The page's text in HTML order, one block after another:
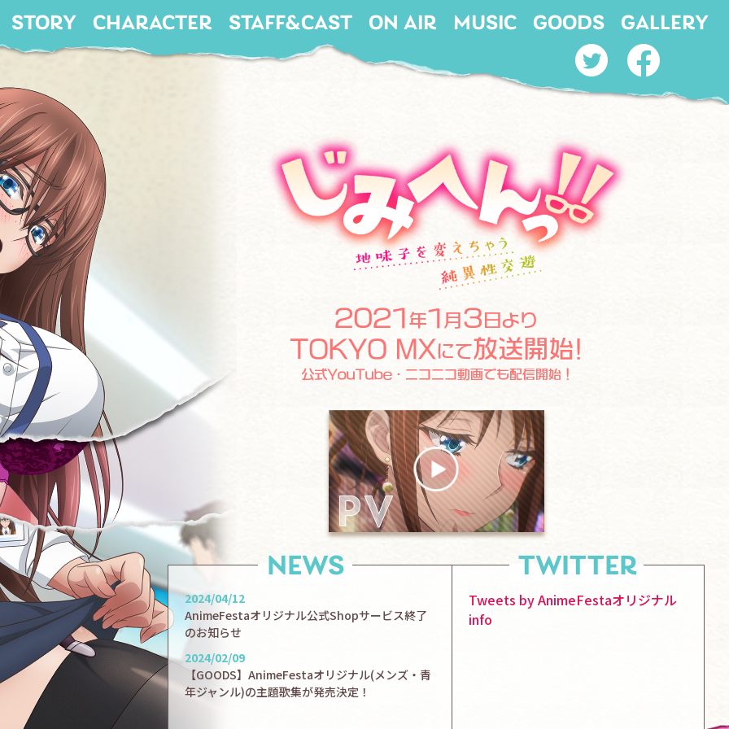
STORY CHARACTER STAFF&CAST ON AIR MUSIC GOODS GALLERY
NEWS
2024/04/12
AnimeFestaオリジナル公式Shopサービス終了
のお知らせ
2024/02/09
【GOODS】AnimeFestaオリジナル(メンズ・青
年ジャンル)の主題歌集が発売決定！
TWITTER
Tweets by AnimeFestaオリジナル
info